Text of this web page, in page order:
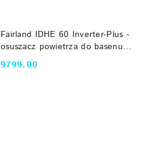
Fairland IDHE 60 Inverter-Plus -
osuszacz powietrza do basenu
(60l/doba, 25m², WiFi)
Cena:
9799.00
DO KOSZYKA